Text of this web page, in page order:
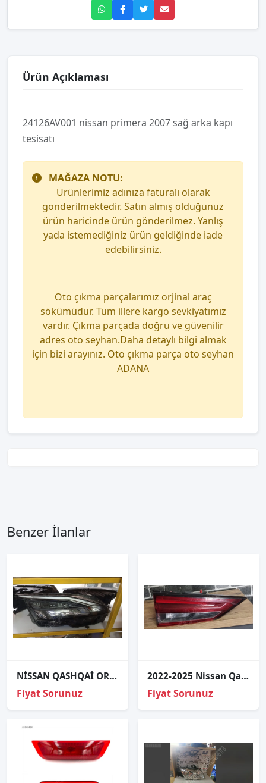
Ürün Açıklaması
24126AV001 nissan primera 2007 sağ arka kapı
tesisatı
MAĞAZA NOTU:
Ürünlerimiz adınıza faturalı olarak
gönderilmektedir. Satın almış olduğunuz
ürün haricinde ürün gönderilmez. Yanlış
yada istemediğiniz ürün geldiğinde iade
edebilirsiniz.
Oto çıkma parçalarımız orjinal araç
sökümüdür. Tüm illere kargo sevkiyatımız
vardır. Çıkma parçada doğru ve güvenilir
adres oto seyhan.Daha detaylı bilgi almak
için bizi arayınız. Oto çıkma parça oto seyhan
ADANA
Benzer İlanlar
NİSSAN QASHQAİ ORJİNAL ÇIKMA SOL FAR
Fiyat Sorunuz
2022-2025 Nissan Qashqai Sol Arka İç Stop Lambası 226-8D02F
Fiyat Sorunuz